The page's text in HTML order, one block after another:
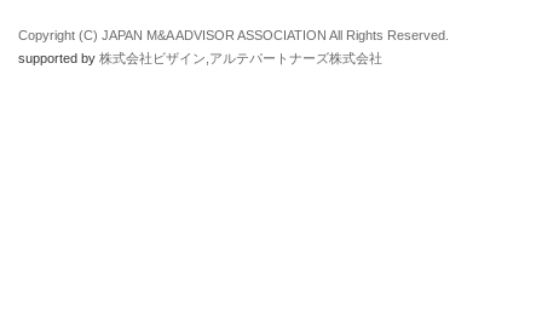
Copyright (C) JAPAN M&A ADVISOR ASSOCIATION All Rights Reserved.
supported by 株式会社ビザイン アルテパートナーズ株式会社